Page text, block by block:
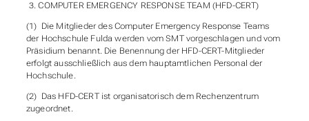
COMPUTER EMERGENCY RESPONSE TEAM (HFD-CERT)
(1) Die Mitglieder des Computer Emergency Response Teams
der Hochschule Fulda werden vom SMT vorgeschlagen und vom
Präsidium benannt. Die Benennung der HFD-CERT-Mitglieder
erfolgt ausschließlich aus dem hauptamtlichen Personal der
Hochschule.
(2) Das HFD-CERT ist organisatorisch dem Rechenzentrum
zugeordnet.